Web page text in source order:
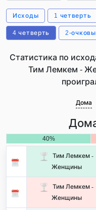
Исходы 1 четверть
4 четверть 2-
Статистика по
Тим Лемкем -
Дома
40%
Тим Лемкем -
Женщины
Тим Лемкем -
Женщины